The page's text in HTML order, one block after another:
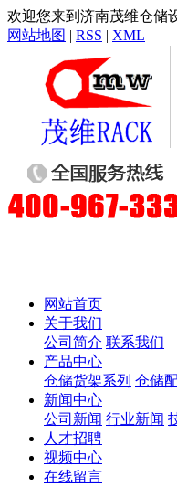
欢迎您来到济南茂维仓储
网站地图 | RSS | XML
网站首页
关于我们
公司简介 联系我们
产品中心
仓储货架系列 仓储
新闻中心
公司新闻 行业新闻
人才招聘
视频中心
在线留言